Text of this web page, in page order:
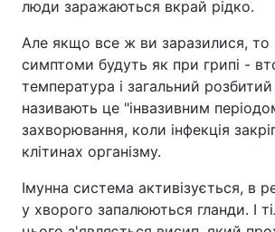
люди заражаються вкрай рідко.
Але якщо все ж ви заразилися, то
симптоми будуть як при грипі -
температура і загальний
називають це "інвазивним
захворювання, коли інфекція
клітинах організму.
Імунна система активізується, в
у хворого запалюються гланди. І